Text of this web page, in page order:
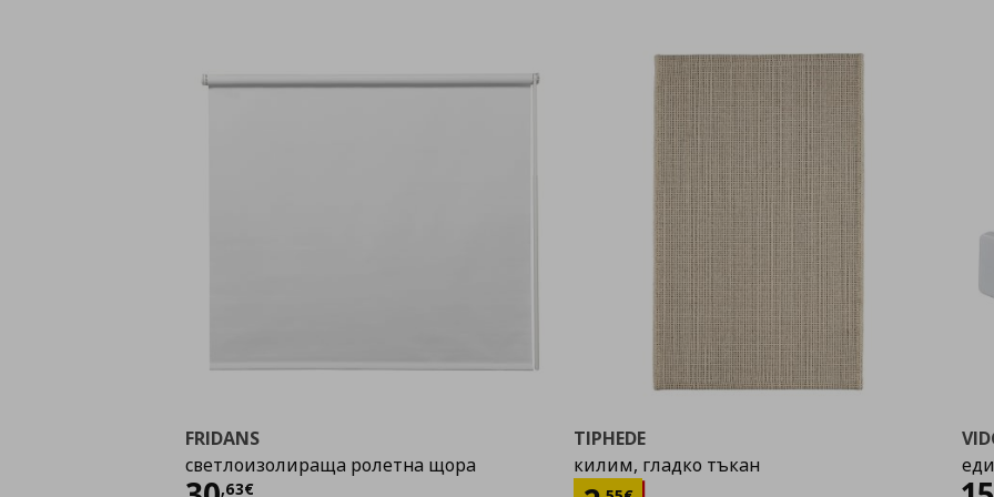
FRIDANS
светлоизолираща ролетна щора
,63€
TIPHEDE
килим, гладко тъкан